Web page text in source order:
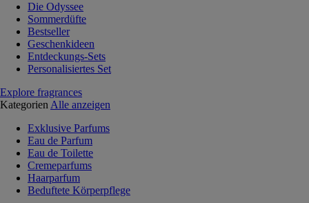
Die Odyssee
Sommerdüfte
Bestseller
Geschenkideen
Entdeckungs-Sets
Personalisiertes Set
Explore fragrances
Kategorien Alle anzeigen
Exklusive Parfums
Eau de Parfum
Eau de Toilette
Cremeparfums
Haarparfum
Beduftete Körperpflege